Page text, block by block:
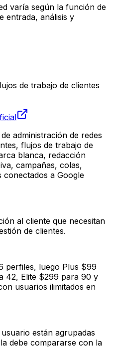
varía según la función de
entrada, análisis y
de trabajo de clientes
administración de redes
flujos de trabajo de
blanca, redacción
campañas, colas,
a Google
al cliente que necesitan
de clientes.
perfiles, luego Plus $99
42, Elite $299 para 90 y
usuarios ilimitados en
están agrupadas
debe compararse con la